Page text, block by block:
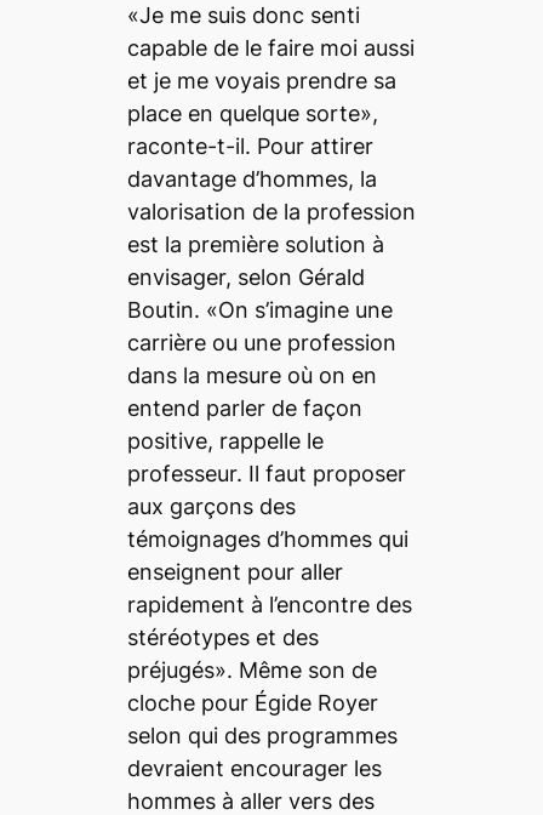
«Je me suis donc senti
capable de le faire moi aussi
et je me voyais prendre sa
place en quelque sorte»,
raconte-t-il. Pour attirer
davantage d’hommes, la
valorisation de la profession
est la première solution à
envisager, selon Gérald
Boutin. «On s’imagine une
carrière ou une profession
dans la mesure où on en
entend parler de façon
positive, rappelle le
professeur. Il faut proposer
aux garçons des
témoignages d’hommes qui
enseignent pour aller
rapidement à l’encontre des
stéréotypes et des
préjugés». Même son de
cloche pour Égide Royer
selon qui des programmes
devraient encourager les
hommes à aller vers des